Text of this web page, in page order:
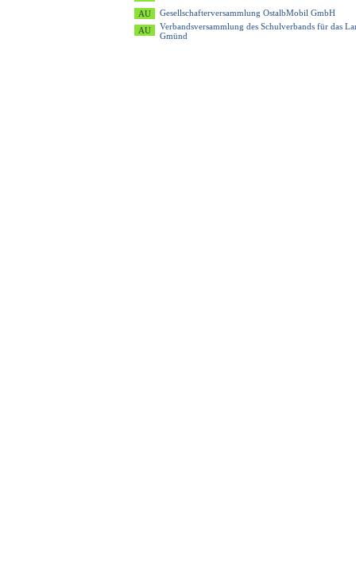
Gesellschafterversammlung OstalbMobil GmbH
Verbandsversammlung des Schulverbands für das
Gmünd